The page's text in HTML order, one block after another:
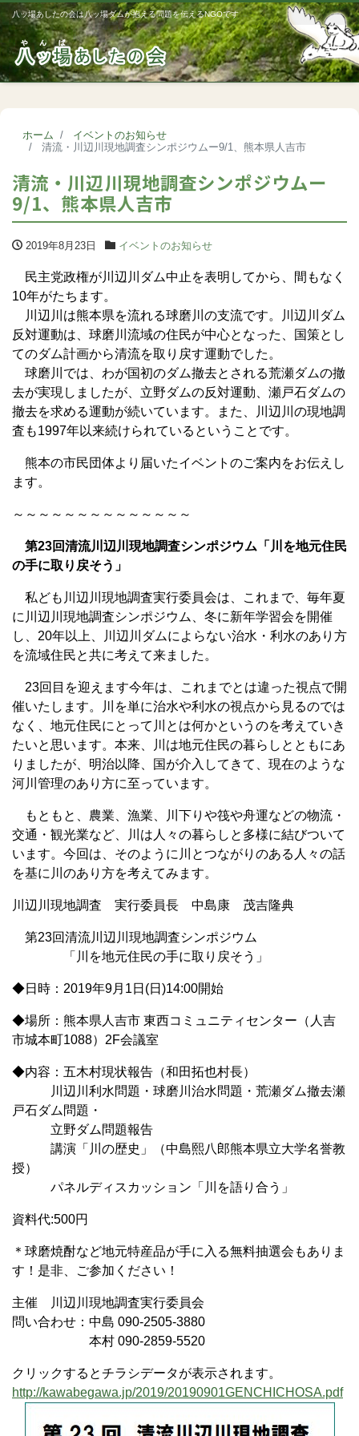
八ッ場あしたの会は八ッ場ダムが抱える問題を伝えるNGOです
ホーム
イベントのお知らせ
清流・川辺川現地調査シンポジウムー9/1、熊本県人吉市
清流・川辺川現地調査シンポジウムー
9/1、熊本県人吉市
2019年8月23日 イベントのお知らせ
民主党政権が川辺川ダム中止を表明してから、間もなく
10年がたちます。
川辺川は熊本県を流れる球磨川の支流です。川辺川ダム
反対運動は、球磨川流域の住民が中心となった、国策とし
てのダム計画から清流を取り戻す運動でした。
球磨川では、わが国初のダム撤去とされる荒瀬ダムの撤
去が実現しましたが、立野ダムの反対運動、瀬戸石ダムの
撤去を求める運動が続いています。また、川辺川の現地調
査も1997年以来続けられているということです。
熊本の市民団体より届いたイベントのご案内をお伝えし
ます。
～～～～～～～～～～～～～～
第23回清流川辺川現地調査シンポジウム「川を地元住民
の手に取り戻そう」
私ども川辺川現地調査実行委員会は、これまで、毎年夏
に川辺川現地調査シンポジウム、冬に新年学習会を開催
し、20年以上、川辺川ダムによらない治水・利水のあり方
を流域住民と共に考えて来ました。
23回目を迎えます今年は、これまでとは違った視点で開
催いたします。川を単に治水や利水の視点から見るのでは
なく、地元住民にとって川とは何かというのを考えていき
たいと思います。本来、川は地元住民の暮らしとともにあ
りましたが、明治以降、国が介入してきて、現在のような
河川管理のあり方に至っています。
もともと、農業、漁業、川下りや筏や舟運などの物流・
交通・観光業など、川は人々の暮らしと多様に結びついて
います。今回は、そのように川とつながりのある人々の話
を基に川のあり方を考えてみます。
川辺川現地調査 実行委員長 中島康 茂吉隆典
第23回清流川辺川現地調査シンポジウム
「川を地元住民の手に取り戻そう」
◆日時：2019年9月1日(日)14:00開始
◆場所：熊本県人吉市 東西コミュニティセンター（人吉
市城本町1088）2F会議室
◆内容：五木村現状報告（和田拓也村長）
川辺川利水問題・球磨川治水問題・荒瀬ダム撤去瀬
戸石ダム問題・
立野ダム問題報告
講演「川の歴史」（中島熙八郎熊本県立大学名誉教
授）
パネルディスカッション「川を語り合う」
資料代:500円
＊球磨焼酎など地元特産品が手に入る無料抽選会もありま
す！是非、ご参加ください！
主催 川辺川現地調査実行委員会
問い合わせ：中島 090-2505-3880
本村 090-2859-5520
クリックするとチラシデータが表示されます。
http://kawabegawa.jp/2019/20190901GENCHICHOSA.pdf